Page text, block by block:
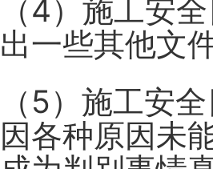
（4）施工安
出一些其他文
（5）施工安
因各种原因未